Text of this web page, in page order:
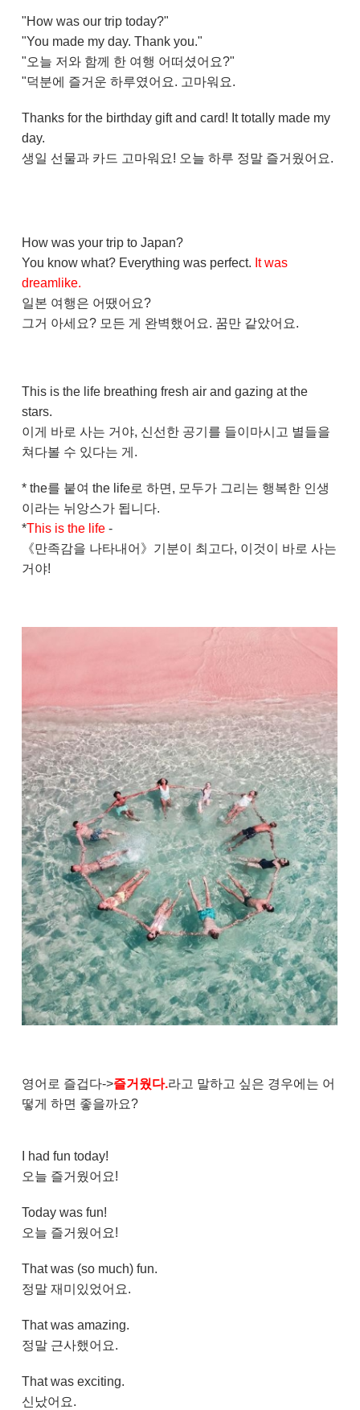
"How was our trip today?"
"You made my day. Thank you."
"오늘 저와 함께 한 여행 어떠셨어요?"
"덕분에 즐거운 하루였어요. 고마워요.
Thanks for the birthday gift and card! It totally made my
day.
생일 선물과 카드 고마워요! 오늘 하루 정말 즐거웠어요.
How was your trip to Japan?
You know what? Everything was perfect. It was
dreamlike.
일본 여행은 어땠어요?
그거 아세요? 모든 게 완벽했어요. 꿈만 같았어요.
This is the life breathing fresh air and gazing at the
stars.
이게 바로 사는 거야, 신선한 공기를 들이마시고 별들을
쳐다볼 수 있다는 게.
* the를 붙여 the life로 하면, 모두가 그리는 행복한 인생
이라는 뉘앙스가 됩니다.
*This is the life-
《만족감을 나타내어》기분이 최고다, 이것이 바로 사는
거야!
영어로 즐겁다->즐거웠다.라고 말하고 싶은 경우에는 어
떻게 하면 좋을까요?
I had fun today!
오늘 즐거웠어요!
Today was fun!
오늘 즐거웠어요!
That was (so much) fun.
정말 재미있었어요.
That was amazing.
정말 근사했어요.
That was exciting.
신났어요.